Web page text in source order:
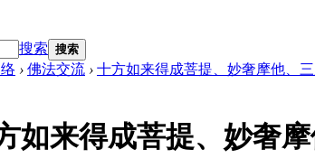
搜索 搜索
› 佛法交流 › 十方如来得成菩提、妙奢摩他、三
如来得成菩提、妙奢